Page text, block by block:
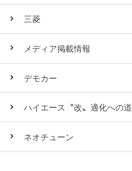
三菱
メディア掲載情報
デモカー
ハイエース〝改〟適化への道
ネオチューン